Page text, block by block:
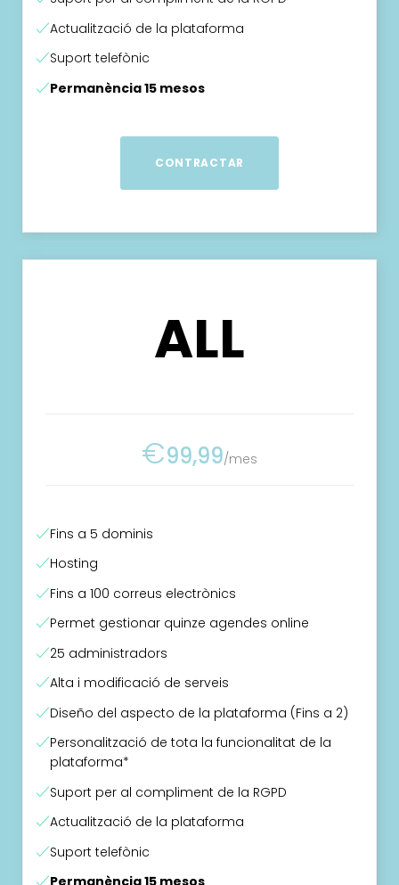
Actualització de la plataforma
Suport telefònic
Permanència 15 mesos
CONTRACTAR
ALL
€99,99/mes
Fins a 5 dominis
Hosting
Fins a 100 correus electrònics
Permet gestionar quinze agendes online
25 administradors
Alta i modificació de serveis
Diseño del aspecto de la plataforma (Fins a 2)
Personalització de tota la funcionalitat de la
plataforma*
Suport per al compliment de la RGPD
Actualització de la plataforma
Suport telefònic